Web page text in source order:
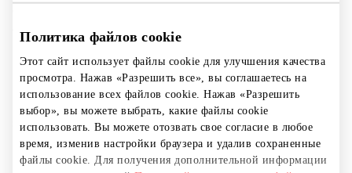
Политика файлов cookie
Этот сайт использует файлы cookie для улучшения качества
просмотра. Нажав «Разрешить все», вы соглашаетесь на
использование всех файлов cookie. Нажав «Разрешить
выбор», вы можете выбрать, какие файлы cookie
использовать. Вы можете отозвать свое согласие в любое
время, изменив настройки браузера и удалив сохраненные
файлы cookie. Для получения дополнительной информации
опробовать и приобрести различные смартфоны, часы,
камеры или планшеты. BITĖ Profai — знатоки смарт-
возможностей, ответят даже на самые сложные
вопросы или просто бесплатно перенесут на ваш
новый смартфон данные со старого. Приглашаем
заглянуть. BITĖ. Так легче.